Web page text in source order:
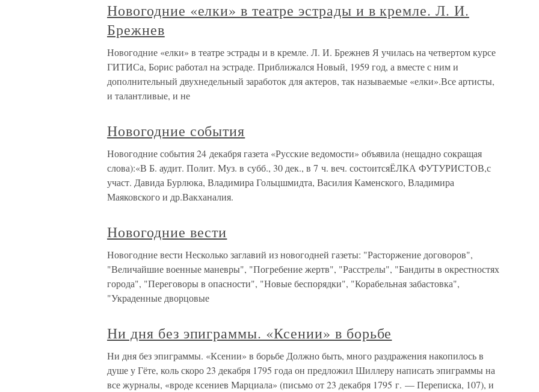
Новогодние «елки» в театре эстрады и в кремле. Л. И.
Брежнев
Новогодние «елки» в театре эстрады и в кремле. Л. И. Брежнев Я училась на четвертом курсе
ГИТИСа, Борис работал на эстраде. Приближался Новый, 1959 год, а вместе с ним и
дополнительный двухнедельный заработок для актеров, так называемые «елки».Все артисты,
и талантливые, и не
Новогодние события
Новогодние события 24 декабря газета «Русские ведомости» объявила (нещадно сокращая
слова):«В Б. аудит. Полит. Муз. в субб., 30 дек., в 7 ч. веч. состоитсяЁЛКА ФУТУРИСТОВ,с
участ. Давида Бурлюка, Владимира Гольцшмидта, Василия Каменского, Владимира
Маяковского и др.Вакханалия.
Новогодние вести
Новогодние вести Несколько заглавий из новогодней газеты: "Расторжение договоров",
"Величайшие военные маневры", "Погребение жертв", "Расстрелы", "Бандиты в окрестностях
города", "Переговоры в опасности", "Новые беспорядки", "Корабельная забастовка",
"Украденные дворцовые
Ни дня без эпиграммы. «Ксении» в борьбе
Ни дня без эпиграммы. «Ксении» в борьбе Должно быть, много раздражения накопилось в
душе у Гёте, коль скоро 23 декабря 1795 года он предложил Шиллеру написать эпиграммы на
все журналы, «вроде ксениев Марциала» (письмо от 23 декабря 1795 г. — Переписка, 107), и